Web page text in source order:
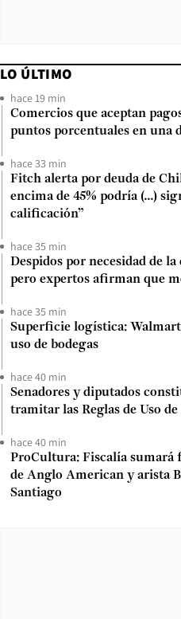
LO ÚLTIMO
hace 19 min
Comercios que aceptan
puntos porcentuales en una
hace 33 min
Fitch alerta por deuda de
encima de 45% podría (...)
calificación”
hace 35 min
Despidos por necesidad de la
pero expertos afirman que
hace 35 min
Superficie logística:
uso de bodegas
hace 40 min
Senadores y diputados
tramitar las Reglas de Uso
hace 40 min
ProCultura: Fiscalía
de Anglo American y arista
Santiago